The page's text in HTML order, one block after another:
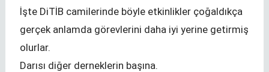
İşte DiTİB camilerinde böyle etkinlikler çoğaldıkça
gerçek anlamda görevlerini daha iyi yerine getirmiş
olurlar.
Darısı diğer derneklerin başına.